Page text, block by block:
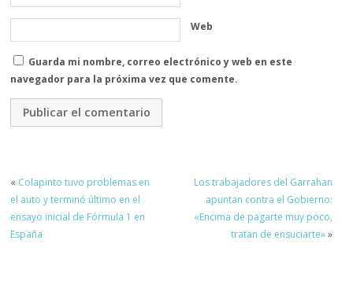
Web
Guarda mi nombre, correo electrónico y web en este
navegador para la próxima vez que comente.
« Colapinto tuvo problemas en
el auto y terminó último en el
ensayo inicial de Fórmula 1 en
España
Los trabajadores del Garrahan
apuntan contra el Gobierno:
«Encima de pagarte muy poco,
tratan de ensuciarte»»